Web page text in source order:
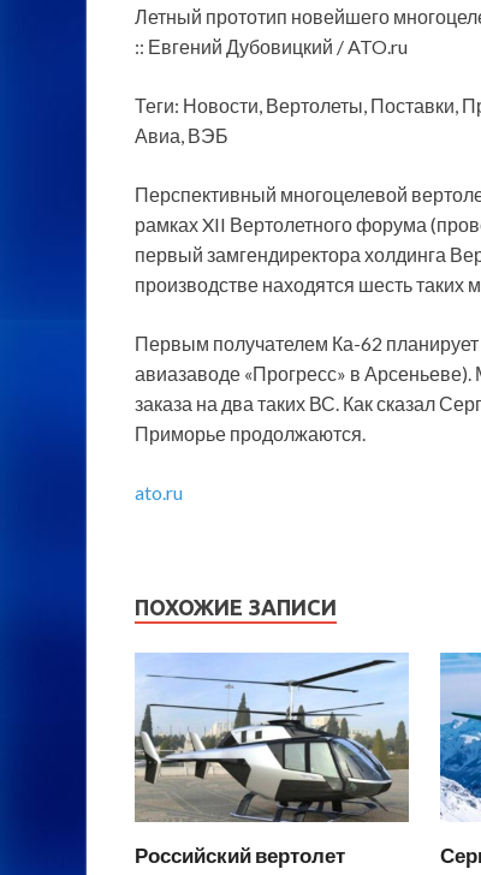
Летный прототип новейшего
:: Евгений Дубовицкий / ATO.ru
Теги: Новости, Вертолеты, Поставки,
Авиа, ВЭБ
Перспективный многоцелевой
рамках XII Вертолетного форума
первый замгендиректора холдинга
производстве находятся шесть таких
Первым получателем Ка-62
авиазаводе «Прогресс» в
заказа на два таких ВС. Как сказал
Приморье продолжаются.
ato.ru
ПОХОЖИЕ ЗАПИСИ
Российский вертолет